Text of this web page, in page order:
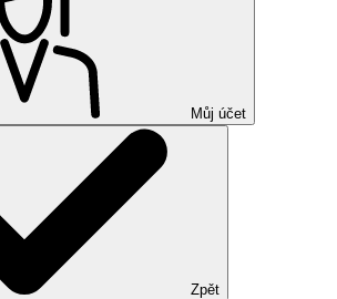
Můj účet
Zpět